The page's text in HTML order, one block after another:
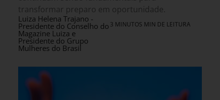
transformar preparo em oportunidade.
Luiza Helena Trajano -
Presidente do Conselho do
Magazine Luiza e
Presidente do Grupo
Mulheres do Brasil
3 MINUTOS MIN DE LEITURA